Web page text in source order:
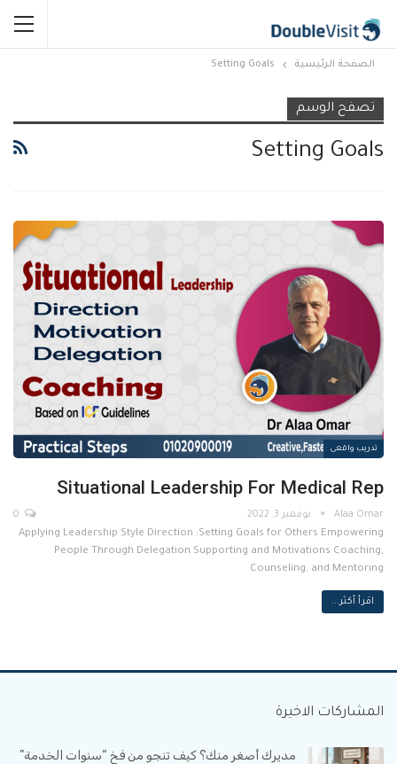
الصفحة الرئيسية Setting Goals
تصفح الوسم
Setting Goals
تدريب واقعى
Situational Leadership For Medical Rep
نوفمبر 3, 2022
Applying Leadership Style Direction :Setting Goals for Others Empowering
People Through Delegation Supporting and Motivations Coaching,
Counseling, and Mentoring
اقرأ أكثر...
المشاركات الاخيرة
مديرك أصغر منك؟ كيف تنجو من فخ “سنوات الخدمة”